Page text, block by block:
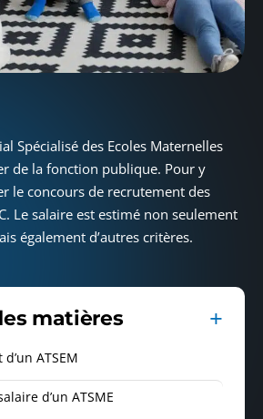
Spécialisé des Ecoles Maternelles
de la fonction publique. Pour y
le concours de recrutement des
Le salaire est estimé non seulement
également d’autres critères.
matières
ATSEM
d’un ATSME